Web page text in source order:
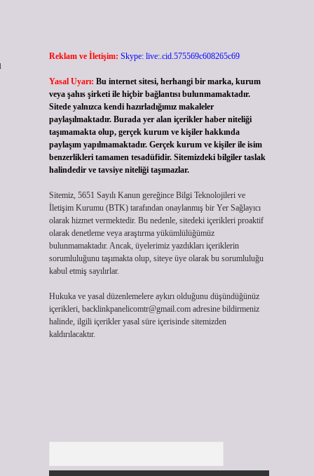
Reklam ve İletişim: Skype: live:.cid.575569c608265c69
Yasal Uyarı: Bu internet sitesi, herhangi bir marka, kurum
veya şahıs şirketi ile hiçbir bağlantısı bulunmamaktadır.
Sitede yalnızca kendi hazırladığımız makaleler
paylaşılmaktadır. Burada yer alan içerikler haber niteliği
taşımamakta olup, gerçek kurum ve kişiler hakkında
paylaşım yapılmamaktadır. Gerçek kurum ve kişiler ile isim
benzerlikleri tamamen tesadüfidir. Sitemizdeki bilgiler taslak
halindedir ve tavsiye niteliği taşımazlar.
Sitemiz, 5651 Sayılı Kanun gereğince Bilgi Teknolojileri ve
İletişim Kurumu (BTK) tarafından onaylanmış bir Yer Sağlayıcı
olarak hizmet vermektedir. Bu nedenle, sitedeki içerikleri proaktif
olarak denetleme veya araştırma yükümlülüğümüz
bulunmamaktadır. Ancak, üyelerimiz yazdıkları içeriklerin
sorumluluğunu taşımakta olup, siteye üye olarak bu sorumluluğu
kabul etmiş sayılırlar.
Hukuka ve yasal düzenlemelere aykırı olduğunu düşündüğünüz
içerikleri, backlinkpanelicomtr@gmail.comadresine bildirmeniz
halinde, ilgili içerikler yasal süre içerisinde sitemizden
kaldırılacaktır.